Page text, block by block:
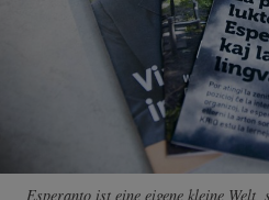
Esperanto ist eine eigene kleine Welt,